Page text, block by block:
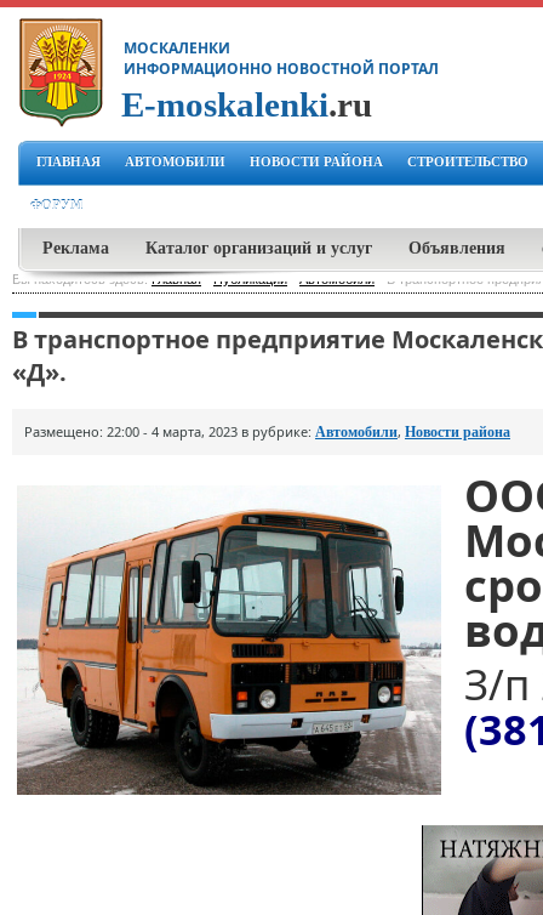
МОСКАЛЕНКИ
ИНФОРМАЦИОННО НОВОСТНОЙ ПОРТАЛ
E-moskalenki.ru
ГЛАВНАЯ АВТОМОБИЛИ НОВОСТИ РАЙОНА СТРОИТЕЛЬСТВО
ФОРУМ
Реклама Каталог организаций и услуг Объявления
Вы находитесь здесь:Главная-Публикации Автомобили В транспортное
В транспортное предприятие
«Д».
Размещено: 22:00 - 4 марта, 2023 в рубрике: Автомобили, Новости района
З/п